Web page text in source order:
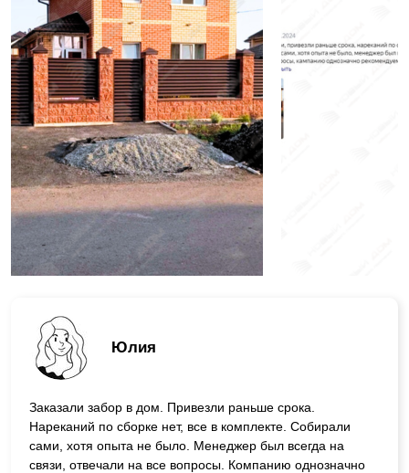
Юлия
Заказали забор в дом. Привезли раньше срока.
Нареканий по сборке нет, все в комплекте. Собирали
сами, хотя опыта не было. Менеджер был всегда на
связи, отвечали на все вопросы. Компанию однозначно